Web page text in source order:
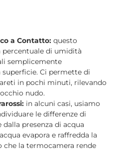
a Contatto: questo
di umidità
semplicemente
Ci permette di
in pochi minuti, rilevando
nudo.
in alcuni casi, usiamo
le differenze di
presenza di acqua
evapora e raffredda la
che la termocamera rende